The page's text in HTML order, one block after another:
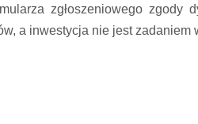
zgłoszeniowego zgody
a inwestycja nie jest zadaniem